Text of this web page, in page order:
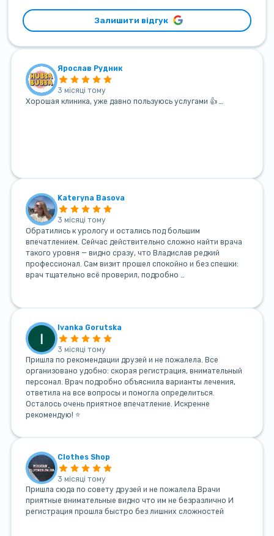
Залишити відгук
Ярослав Рудник
3 місяці тому
Хорошая клиника, уже давно пользуюсь услугами 👍 …
Kateryna Basova
3 місяці тому
Обратились к урологу и остались под большим
впечатлением. Сейчас действительно сложно найти врача
такого уровня — видно сразу, что Владислав редкий
профессионал. Сам визит прошел спокойно и без спешки:
врач тщательно всё проверил, подробно …
Ivanka Gorutska
3 місяці тому
Пришла по рекомендации друзей и не пожалела. Все
организовано удобно: скорая регистрация, внимательный
персонал. Врач подробно объяснила варианты лечения,
ответила на все вопросы и помогла определиться.
Осталось очень приятное впечатление. Искренне
рекомендую! ⭐
Clothes Shop
3 місяці тому
Пришла сюда по совету друзей и не пожалела Врачи
приятные внимательные видно что им не безразлично И
регистрация прошла быстро без лишних сложностей